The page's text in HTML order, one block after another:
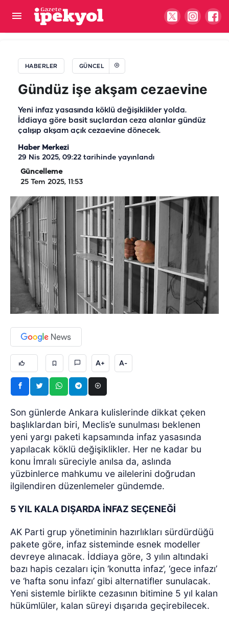
HABERLER GÜNCEL
Gündüz işe akşam cezaevine
Yeni infaz yasasında köklü değişiklikler yolda.
İddiaya göre basit suçlardan ceza alanlar gündüz
çalışıp akşam açık cezaevine dönecek.
Haber Merkezi
29 Nis 2025, 09:22 tarihinde yayınlandı
Güncelleme
25 Tem 2025, 11:53
A+ A-
Son günlerde Ankara kulislerinde dikkat çeken
başlıklardan biri, Meclis’e sunulması beklenen
yeni yargı paketi kapsamında infaz yasasında
yapılacak köklü değişiklikler. Her ne kadar bu
konu İmralı süreciyle anılsa da, aslında
yüzbinlerce mahkumu ve ailelerini doğrudan
ilgilendiren düzenlemeler gündemde.
5 YIL KALA DIŞARDA İNFAZ SEÇENEĞİ
AK Parti grup yönetiminin hazırlıkları sürdürdüğü
pakete göre, infaz sisteminde esnek modeller
devreye alınacak. İddiaya göre, 3 yılın altındaki
bazı hapis cezaları için ‘konutta infaz’, ‘gece infazı’
ve ‘hafta sonu infazı’ gibi alternatifler sunulacak.
Yeni sistemle birlikte cezasının bitimine 5 yıl kalan
hükümlüler, kalan süreyi dışarıda geçirebilecek.
Coşkun’dan ekonomi çıkışı: Ücret adaletsizliği